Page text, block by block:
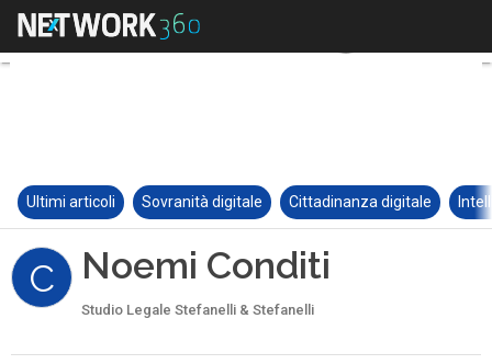
Ultimi articoli Sovranità digitale Cittadinanza digitale
C Noemi Conditi
Studio Legale Stefanelli & Stefanelli